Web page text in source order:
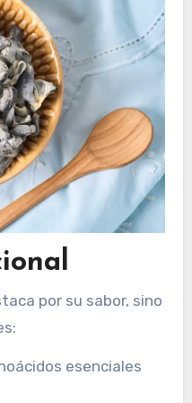
por su sabor, sino
esenciales